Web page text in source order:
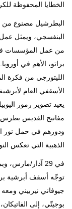
الخطايا المحفوظة
البطرشيل مصنوع من
البنفسجي، ويمثل
من عمل المؤسسات
براتو، الأهم في
الليتورجي من فكرة
الأسقفي العام
يعيد تصوير رموز
مفاتيح القديس
ودورهم في حمل نور
الذهبية التي تعكس
في 29 آذار/
توجّه أسقف أبرشية
جيوفاني نيربيني ومعه
بوجيتّي، إلى